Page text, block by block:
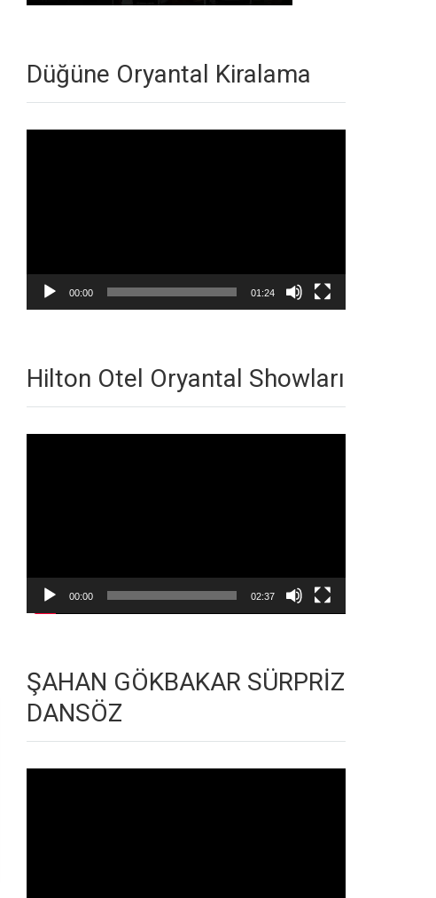
Düğüne Oryantal Kiralama
00:00 01:24
Hilton Otel Oryantal Showları
00:00 02:37
ŞAHAN GÖKBAKAR SÜRPRİZ
DANSÖZ